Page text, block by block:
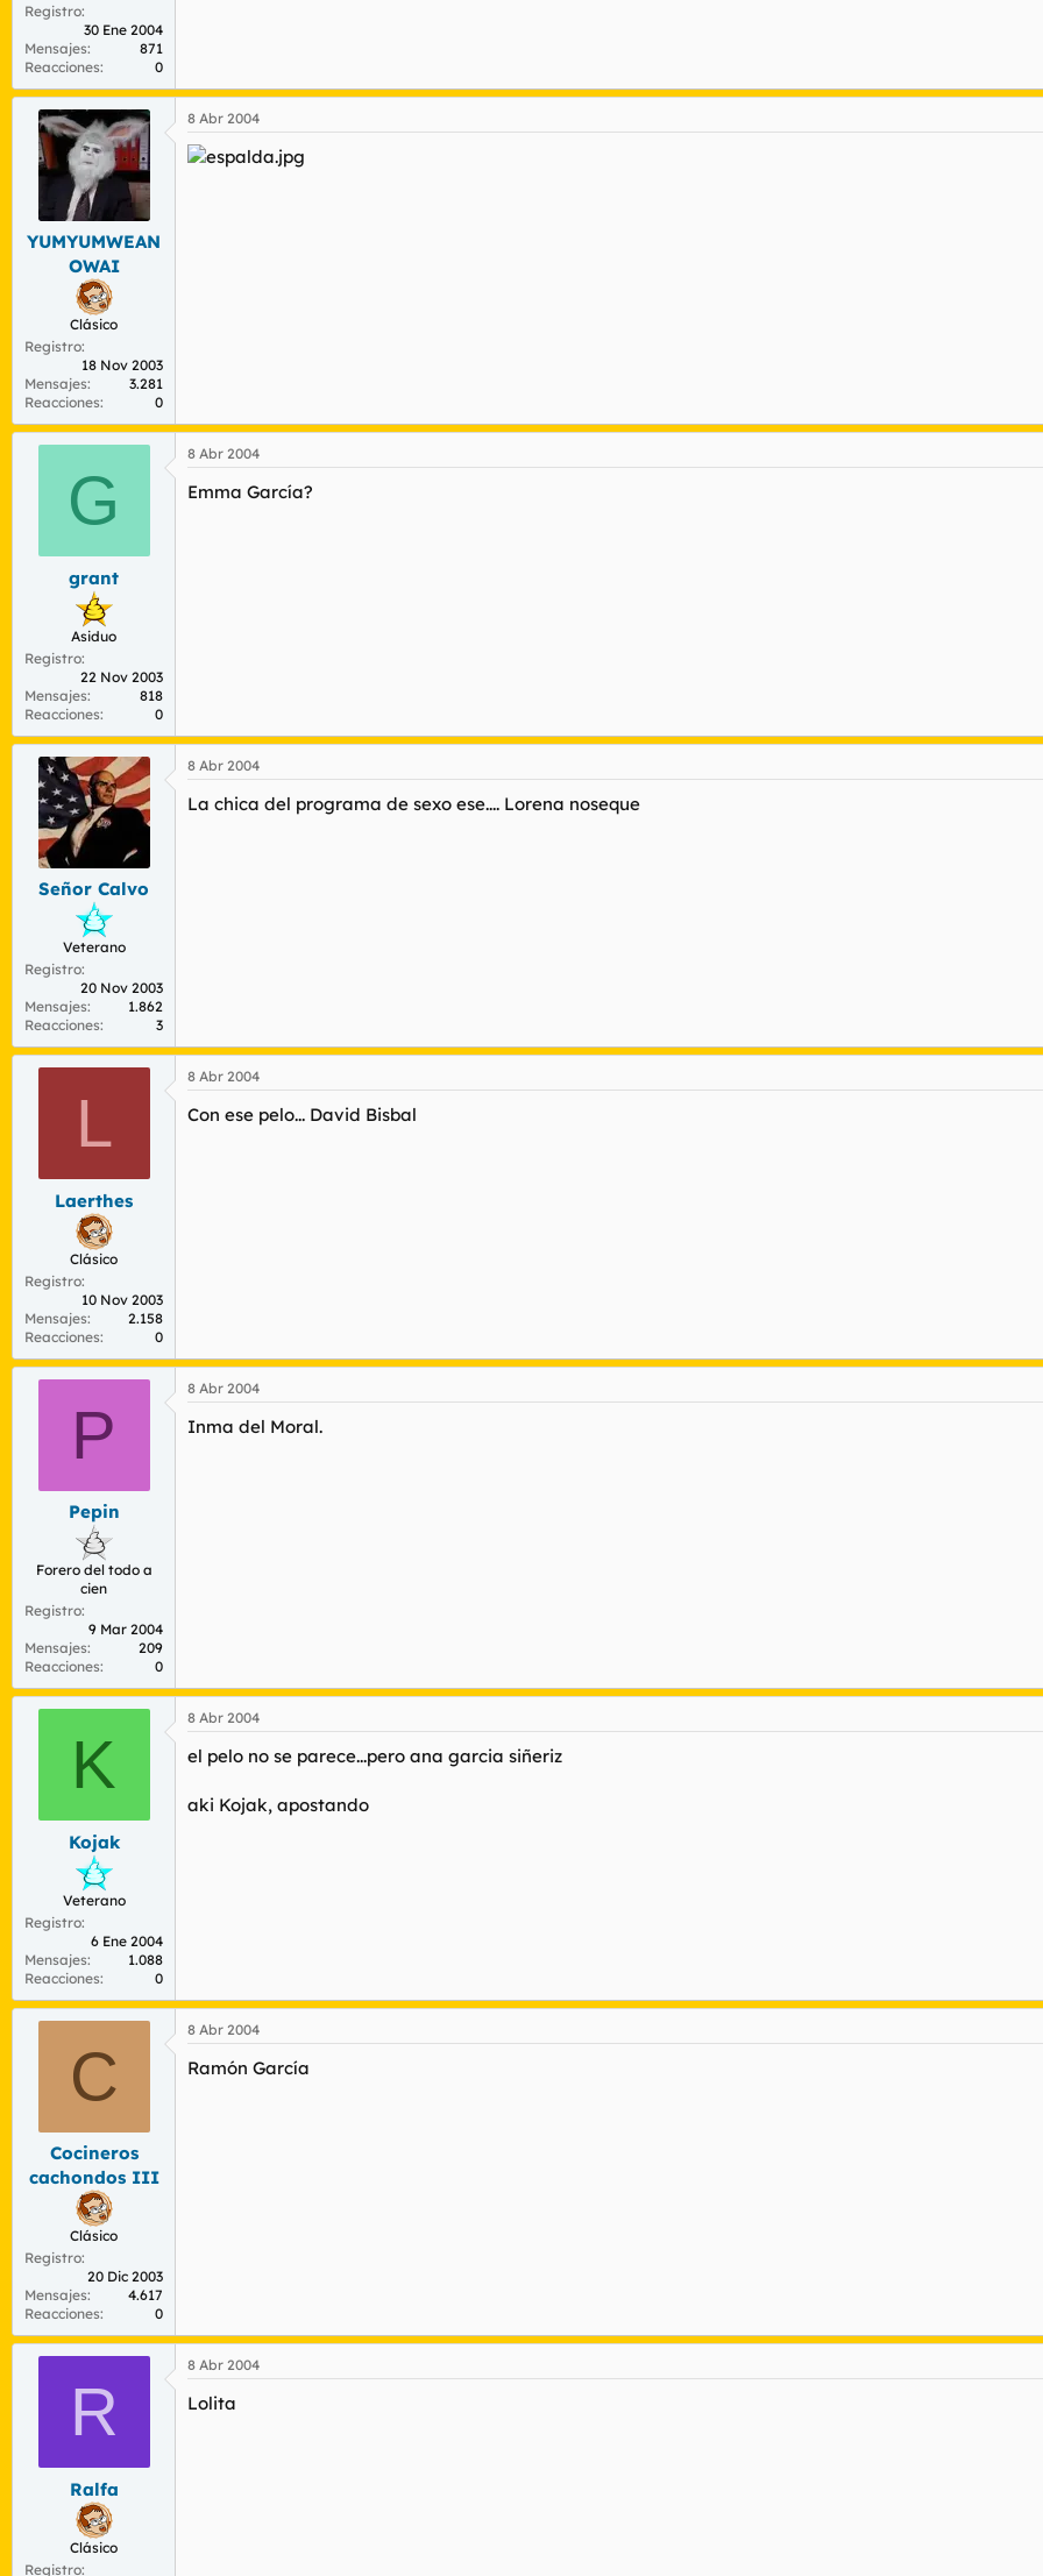
Registro
30 Ene 2004
Mensajes
871
Reacciones
0
YUMYUMWEAN
OWAI
Clásico
Registro
18 Nov 2003
Mensajes
3.281
Reacciones
0
8 Abr 2004
G
grant
Asiduo
Registro
22 Nov 2003
Mensajes
818
Reacciones
0
8 Abr 2004
Emma García?
Señor Calvo
Veterano
Registro
20 Nov 2003
Mensajes
1.862
Reacciones
3
8 Abr 2004
La chica del programa de sexo ese.... Lorena noseque
L
Laerthes
Clásico
Registro
10 Nov 2003
Mensajes
2.158
Reacciones
0
8 Abr 2004
Con ese pelo... David Bisbal
P
Pepin
Forero del todo a
cien
Registro
9 Mar 2004
Mensajes
209
Reacciones
0
8 Abr 2004
Inma del Moral.
K
Kojak
Veterano
Registro
6 Ene 2004
Mensajes
1.088
Reacciones
0
8 Abr 2004
el pelo no se parece...pero ana garcia siñeriz
aki Kojak, apostando
C
Cocineros
cachondos III
Clásico
Registro
20 Dic 2003
Mensajes
4.617
Reacciones
0
8 Abr 2004
Ramón García
R
Ralfa
Clásico
Registro
8 Abr 2004
Lolita